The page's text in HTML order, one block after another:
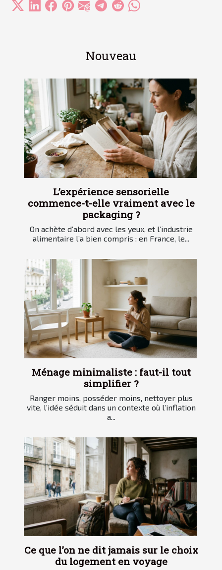
Nouveau
L’expérience sensorielle
commence-t-elle vraiment avec le
packaging ?
On achète d’abord avec les yeux, et l’industrie
alimentaire l’a bien compris : en France, le...
Ménage minimaliste : faut-il tout
simplifier ?
Ranger moins, posséder moins, nettoyer plus
vite, l’idée séduit dans un contexte où l’inflation
a...
Ce que l’on ne dit jamais sur le choix
du logement en voyage